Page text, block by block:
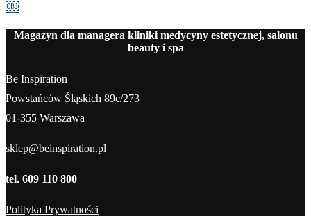
￼
Magazyn dla managera kliniki medycyny estetycznej, salonu
beauty i spa
Be Inspiration
Powstańców Śląskich 89c/273
01-355 Warszawa
sklep@beinspiration.pl
tel. 609 110 800
Polityka Prywatności